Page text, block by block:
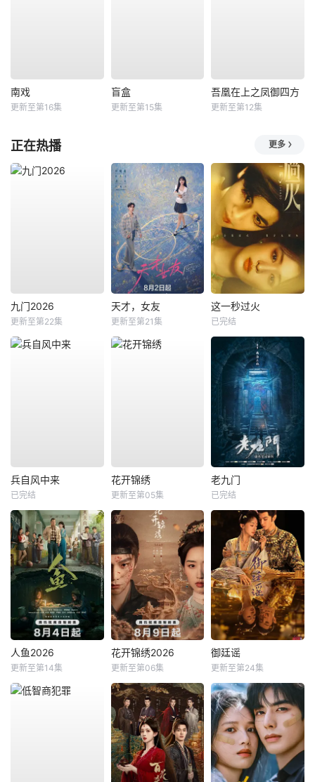
南戏
更新至第16集
盲盒
更新至第15集
吾凰在上之凤御四方
更新至第12集
正在热播 更多
九门2026
更新至第22集
天才，女友
更新至第21集
这一秒过火
已完结
兵自风中来
已完结
花开锦绣
更新至第05集
老九门
已完结
人鱼2026
更新至第14集
花开锦绣2026
更新至第06集
御廷谣
更新至第24集